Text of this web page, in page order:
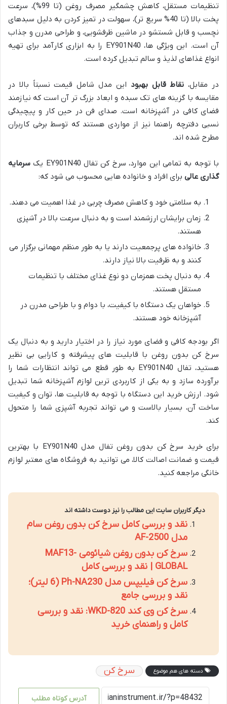
تنظیمات مستقل، کاهش چشمگیر مصرف روغن (تا 99%)، سرعت
پخت بالا (تا 40% سریع تر)، سهولت در تمیز کردن به دلیل سبدهای
نچسب و قابل شستشو در ماشین ظرفشویی، و طراحی مدرن و جذاب
آن است. این ویژگی ها، EY901N40 را به ابزاری کارآمد برای تهیه
انواع غذاهای لذیذ و سالم تبدیل کرده است.
در مقابل، نقاط قابل بهبود این مدل شامل قیمت نسبتاً بالا در
مقایسه با گزینه های تک سبده و ابعاد بزرگ تر آن است که نیازمند
فضای کافی در آشپزخانه است. صدای فن در حین کار و پیچیدگی
نسبی دفترچه راهنما نیز از مواردی هستند که توسط برخی کاربران
مطرح شده اند.
با توجه به تمامی این موارد، سرخ کن تفال EY901N40 یک
سرمایه
گذاری عالی برای افراد و خانواده هایی محسوب می شود که:
به سلامتی خود و کاهش مصرف چربی در غذا اهمیت می دهند.
زمان برایشان ارزشمند است و به دنبال سرعت بالا در آشپزی
هستند.
خانواده های پرجمعیت دارند یا به طور منظم مهمانی برگزار می
کنند و به ظرفیت بالا نیاز دارند.
به دنبال پخت همزمان دو نوع غذای مختلف با تنظیمات
مستقل هستند.
خواهان یک دستگاه با کیفیت، با دوام و با طراحی مدرن در
آشپزخانه خود هستند.
اگر بودجه کافی و فضای مورد نیاز را در اختیار دارید و به دنبال یک
سرخ کن بدون روغن با قابلیت های پیشرفته و کارایی بی نظیر
هستید، تفال EY901N40 به طور قطع می تواند انتظارات شما را
برآورده سازد و به یکی از کاربردی ترین لوازم آشپزخانه شما تبدیل
شود. ارزش خرید این دستگاه با توجه به قابلیت ها، توان و کیفیت
ساخت آن، بسیار بالاست و می تواند تجربه آشپزی شما را متحول
کند.
برای خرید سرخ کن بدون روغن تفال مدل EY901N40 با بهترین
قیمت و ضمانت اصالت کالا، می توانید به فروشگاه های معتبر لوازم
خانگی مراجعه کنید.
دیگر کاربران سایت این مطالب را نیز دوست داشته اند
نقد و بررسی کامل سرخ کن بدون روغن سام
مدل AF-2500
سرخ کن بدون روغن شیائومی MAF13-
GLOBAL | نقد و بررسی کامل
سرخ کن فیلیپس مدل Ph-NA230 (6 لیتر)؛
نقد و بررسی جامع
سرخ کن وی کند WKD-820: نقد و بررسی
کامل و راهنمای خرید
دسته های هم موضوع سرخ کن
آدرس کوتاه مطلب